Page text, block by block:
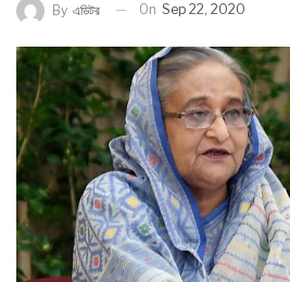
By এডিটর On Sep 22, 2020